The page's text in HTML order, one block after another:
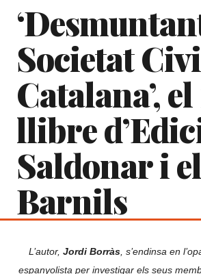
Societat
Catalana’,
llibre
Saldonar i
Barnils
L’autor, Jordi Borràs, s’endinsa en
espanyolista per investigar els seus